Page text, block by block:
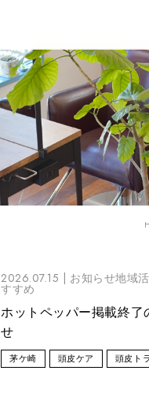
2026.07.15 | お知らせ地域
すすめ
ホットペッパー掲載終了
せ
茅ケ崎 頭皮ケア 頭皮ト